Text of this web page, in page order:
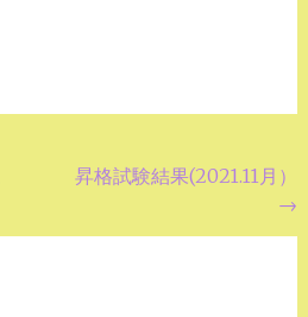
昇格試験結果(2021.11月）
→